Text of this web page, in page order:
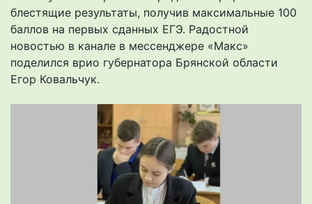
блестящие результаты, получив максимальные 100
баллов на первых сданных ЕГЭ. Радостной
новостью в канале в мессенджере «Макс»
поделился врио губернатора Брянской области
Егор Ковальчук.